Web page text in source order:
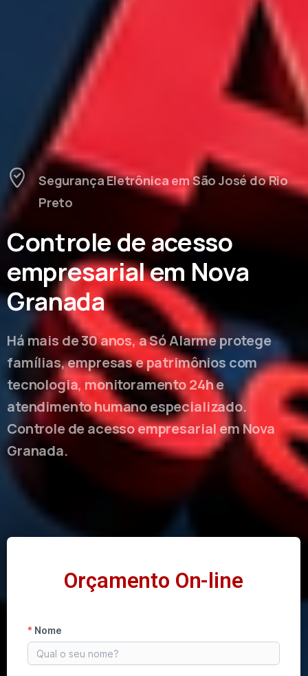
Segurança Eletrônica em São José do Rio
Preto
Controle de acesso
empresarial em Nova
Granada
Há mais de 30 anos, a Só Alarme protege
famílias, empresas e patrimônios com
tecnologia, monitoramento 24h e
atendimento humano especializado.
Controle de acesso empresarial em Nova
Granada.
Orçamento On-line